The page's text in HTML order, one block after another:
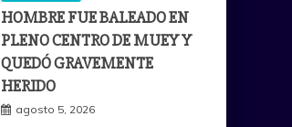
HOMBRE FUE BALEADO EN
PLENO CENTRO DE MUEY Y
QUEDÓ GRAVEMENTE
HERIDO
agosto 5, 2026